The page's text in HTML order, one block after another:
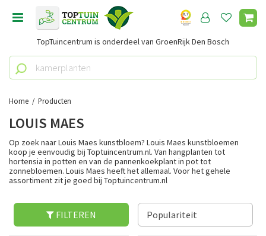
Home Producten
TopTuincentrum is onderdeel van GroenRijk Den Bosch
LOUIS MAES
Op zoek naar Louis Maes kunstbloem? Louis Maes kunstbloemen
koop je eenvoudig bij Toptuincentrum.nl. Van hangplanten tot
hortensia in potten en van de pannenkoekplant in pot tot
zonnebloemen. Louis Maes heeft het allemaal. Voor het gehele
assortiment zit je goed bij Toptuincentrum.nl
FILTEREN